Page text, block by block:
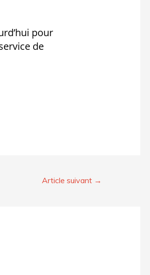
pour
de
Article suivant →